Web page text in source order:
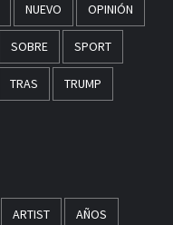
NUEVO OPINIÓN
SOBRE SPORT
TRAS TRUMP
ARTIST AÑOS